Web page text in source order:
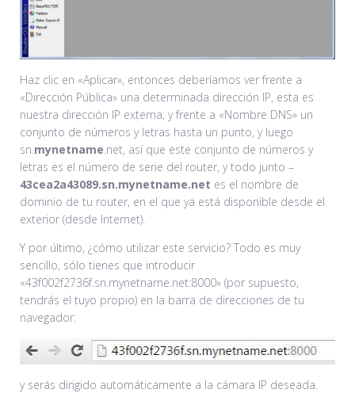
Haz clic en «Aplicar», entonces deberíamos ver frente a
«Dirección Pública» una determinada dirección IP, esta es
nuestra dirección IP externa, y frente a «Nombre DNS» un
conjunto de números y letras hasta un punto, y luego
sn.mynetname.net, así que este conjunto de números y
letras es el número de serie del router, y todo junto –
43cea2a43089.sn.mynetname.net es el nombre de
dominio de tu router, en el que ya está disponible desde el
exterior (desde Internet).
Y por último, ¿cómo utilizar este servicio? Todo es muy
sencillo, sólo tienes que introducir
«43f002f2736f.sn.mynetname.net:8000» (por supuesto,
tendrás el tuyo propio) en la barra de direcciones de tu
navegador:
y serás dirigido automáticamente a la cámara IP deseada.